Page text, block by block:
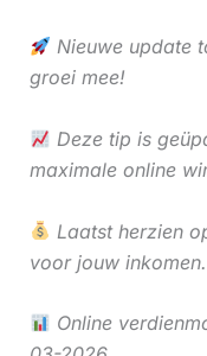
Nieuwe update
groei mee!
Deze tip is
maximale online
Laatst herzien
voor jouw inkomen.
Online